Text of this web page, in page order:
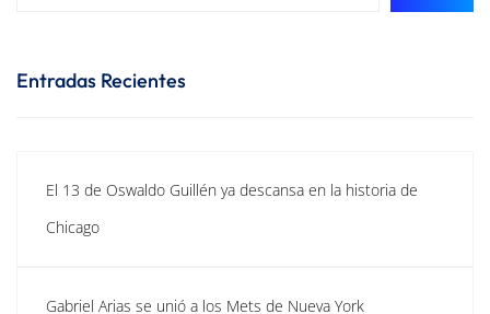
Entradas Recientes
El 13 de Oswaldo Guillén ya descansa en la historia de
Chicago
Gabriel Arias se unió a los Mets de Nueva York